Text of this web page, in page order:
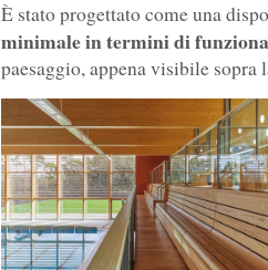
È stato progettato come una
minimale in termini di
paesaggio, appena visibile sopra